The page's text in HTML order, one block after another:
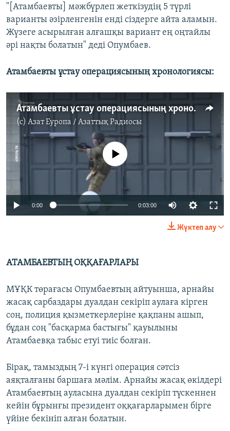
"[Атамбаевты] мәжбүрлеп жеткізудің 5 түрлі
варианты әзірленгенін енді сіздерге айта аламын.
Жүзеге асырылған алғашқы вариант ең оңтайлы
әрі нақты болатын" деді Опумбаев.
Атамбаевты ұстау операциясының хронологиясы:
Атамбаевты ұстау операциясының хронологиясы
(c) Азат Еуропа / Азаттық Радиосы
No media source currently available
0:00 0:03:00
Жүктеп алу
АТАМБАЕВТЫҢ ОҚҚАҒАРЛАРЫ
МҰҚК төрағасы Опумбаевтың айтуынша, арнайы
жасақ сарбаздары дуалдан секіріп аулаға кірген
соң, полиция қызметкерлеріне қақпаны ашып,
бұдан соң "басқарма бастығы" қауылыны
Атамбаевқа табыс етуі тиіс болған.
Бірақ, тамыздың 7-і күнгі операция сәтсіз
аяқталғаны баршаға мәлім. Арнайы жасақ өкілдері
Атамбаевтың ауласына дуалдан секіріп түскеннен
кейін бұрынғы президент оққағарларымен бірге
үйіне бекініп алған болатын.